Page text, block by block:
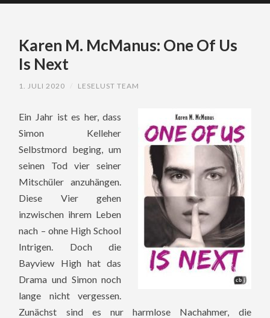
CONTENTKaren M. McManus: One Of Us
Is Next
1. JULI 2020 LESELUST TEAM
Ein Jahr ist es her, dass
Simon Kelleher
Selbstmord beging, um
seinen Tod vier seiner
Mitschüler anzuhängen.
Diese Vier gehen
inzwischen ihrem Leben
nach – ohne High School
Intrigen. Doch die
Bayview High hat das
Drama und Simon noch
lange nicht vergessen.
Zunächst sind es nur harmlose Nachahmer, die